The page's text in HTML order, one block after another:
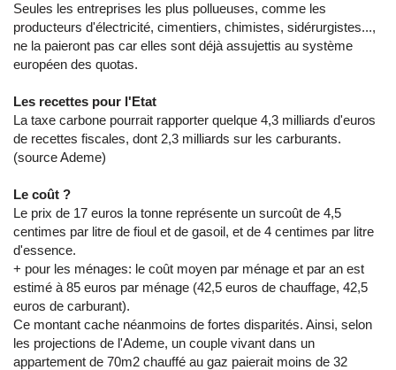
Seules les entreprises les plus pollueuses, comme les
producteurs d'électricité, cimentiers, chimistes, sidérurgistes...,
ne la paieront pas car elles sont déjà assujettis au système
européen des quotas.
Les recettes pour l'Etat
La taxe carbone pourrait rapporter quelque 4,3 milliards d'euros
de recettes fiscales, dont 2,3 milliards sur les carburants.
(source Ademe)
Le coût ?
Le prix de 17 euros la tonne représente un surcoût de 4,5
centimes par litre de fioul et de gasoil, et de 4 centimes par litre
d'essence.
+ pour les ménages: le coût moyen par ménage et par an est
estimé à 85 euros par ménage (42,5 euros de chauffage, 42,5
euros de carburant).
Ce montant cache néanmoins de fortes disparités. Ainsi, selon
les projections de l'Ademe, un couple vivant dans un
appartement de 70m2 chauffé au gaz paierait moins de 32